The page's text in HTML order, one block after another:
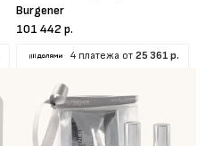
Burgener
101 442 р.
4 платежа от 25 361 р.